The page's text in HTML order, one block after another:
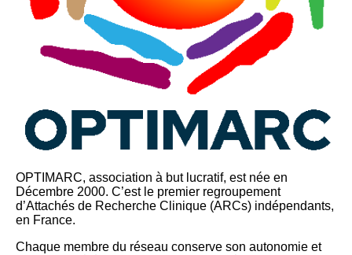
OPTIMARC, association à but lucratif, est née en
Décembre 2000. C’est le premier regroupement
d’Attachés de Recherche Clinique (ARCs) indépendants,
en France.
Chaque membre du réseau conserve son autonomie et